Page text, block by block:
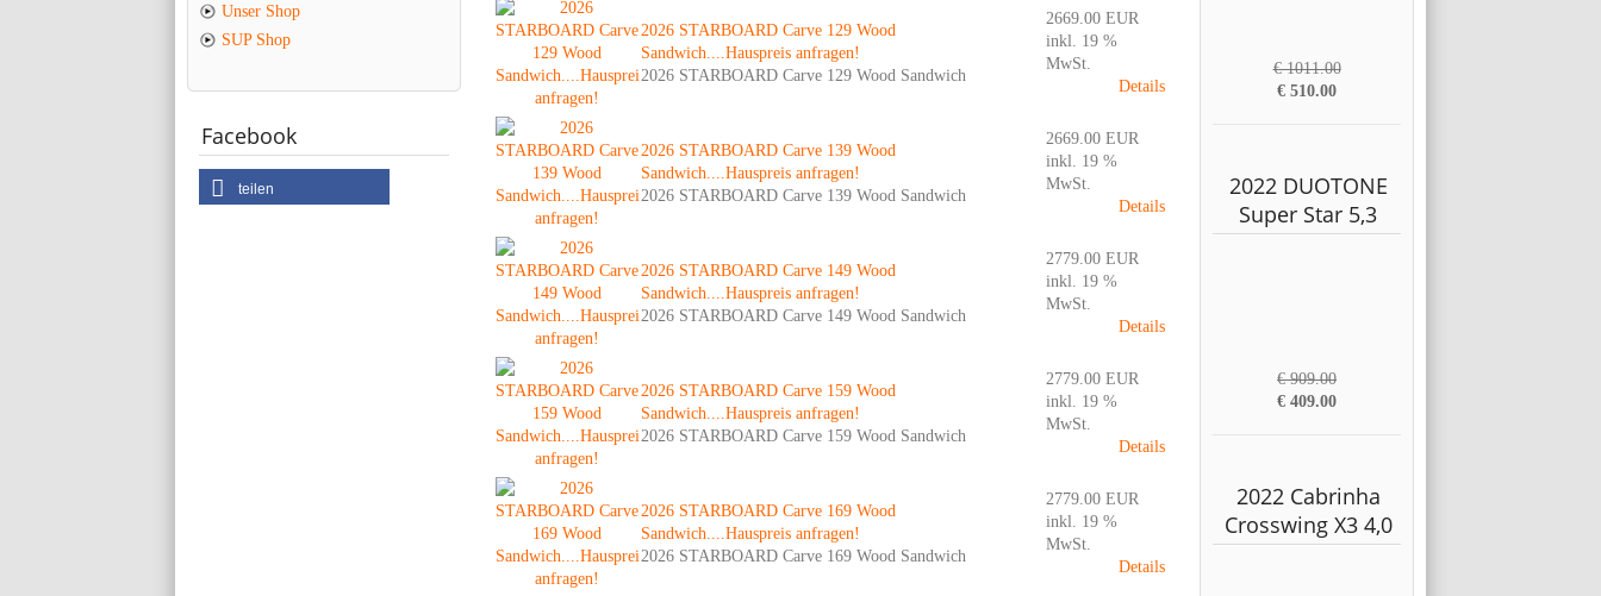
Unser Shop
SUP Shop
Facebook
teilen
€ 1011.00
€ 510.00
2022 DUOTONE
Super Star 5,3
€ 909.00
€ 409.00
2022 Cabrinha
Crosswing X3 4,0
2026 STARBOARD Carve 129 Wood
Sandwich....Hauspreis anfragen!
2026 STARBOARD Carve 129 Wood Sandwich
2669.00 EUR
inkl. 19 %
MwSt.
Details
2026 STARBOARD Carve 139 Wood
Sandwich....Hauspreis anfragen!
2026 STARBOARD Carve 139 Wood Sandwich
2669.00 EUR
inkl. 19 %
MwSt.
Details
2026 STARBOARD Carve 149 Wood
Sandwich....Hauspreis anfragen!
2026 STARBOARD Carve 149 Wood Sandwich
2779.00 EUR
inkl. 19 %
MwSt.
Details
2026 STARBOARD Carve 159 Wood
Sandwich....Hauspreis anfragen!
2026 STARBOARD Carve 159 Wood Sandwich
2779.00 EUR
inkl. 19 %
MwSt.
Details
2026 STARBOARD Carve 169 Wood
Sandwich....Hauspreis anfragen!
2026 STARBOARD Carve 169 Wood Sandwich
2779.00 EUR
inkl. 19 %
MwSt.
Details